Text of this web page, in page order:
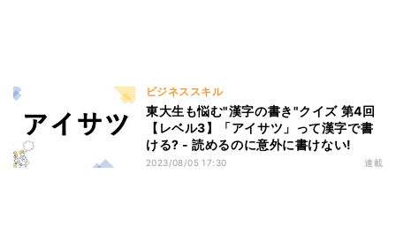
ビジネススキル
東大生も悩む"漢字の書き"クイズ 第4回
【レベル3】「アイサツ」って漢字で書
ける? - 読めるのに意外に書けない!
2023/08/05 17:30 連載